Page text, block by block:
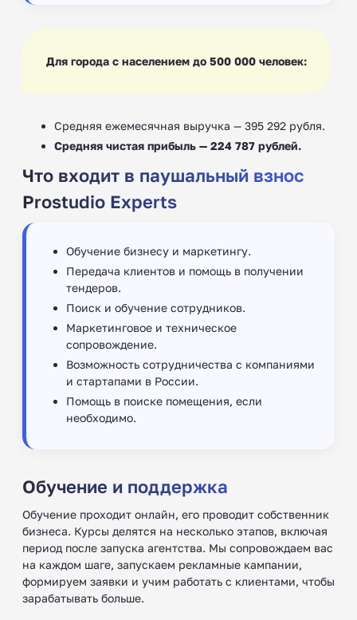
Для города с населением до 500 000 человек:
Средняя ежемесячная выручка — 395 292 рубля.
Средняя чистая прибыль — 224 787 рублей.
Что входит в паушальный взнос
Prostudio Experts
Обучение бизнесу и маркетингу.
Передача клиентов и помощь в получении
тендеров.
Поиск и обучение сотрудников.
Маркетинговое и техническое
сопровождение.
Возможность сотрудничества с компаниями
и стартапами в России.
Помощь в поиске помещения, если
необходимо.
Обучение и поддержка
Обучение проходит онлайн, его проводит собственник
бизнеса. Курсы делятся на несколько этапов, включая
период после запуска агентства. Мы сопровождаем вас
на каждом шаге, запускаем рекламные кампании,
формируем заявки и учим работать с клиентами, чтобы
зарабатывать больше.